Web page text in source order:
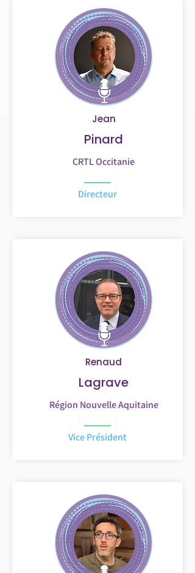
Jean
Pinard
CRTL Occitanie
Directeur
Renaud
Lagrave
Région Nouvelle Aquitaine
Vice Président